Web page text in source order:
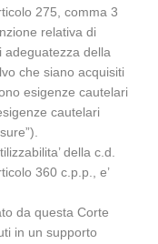
275, comma 3
relativa di
adeguatezza della
che siano acquisiti
esigenze cautelari
cautelari
della c.d.
360 c.p.p., e’
da questa Corte
in un supporto